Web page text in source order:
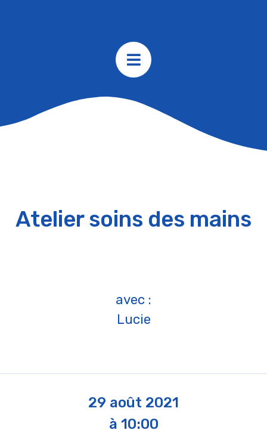
Atelier soins des mains
avec :
Lucie
29 août 2021
à 10:00